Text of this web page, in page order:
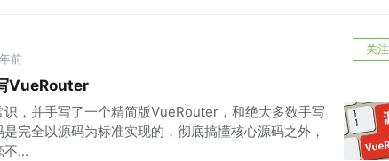
前
关注
VueRouter
，并手写了一个精简版VueRouter，和绝大多数手写
完全以源码为标准实现的，彻底搞懂核心源码之外，
不...